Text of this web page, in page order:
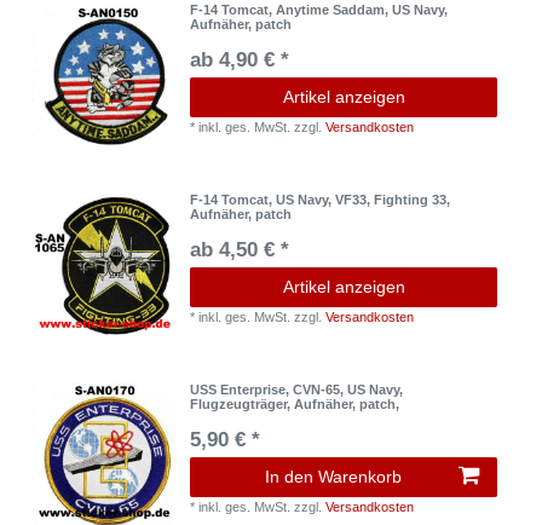
F-14 Tomcat, Anytime Saddam, US Navy,
Aufnäher, patch
ab 4,90 € *
Artikel anzeigen
*inkl. ges. MwSt. zzgl.Versandkosten
F-14 Tomcat, US Navy, VF33, Fighting 33,
Aufnäher, patch
ab 4,50 € *
Artikel anzeigen
*inkl. ges. MwSt. zzgl.Versandkosten
USS Enterprise, CVN-65, US Navy,
Flugzeugträger, Aufnäher, patch,
5,90 € *
In den Warenkorb
*inkl. ges. MwSt. zzgl.Versandkosten